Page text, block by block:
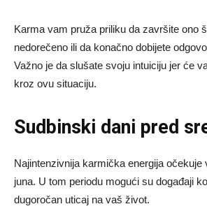
Karma vam pruža priliku da završite ono
nedorečeno ili da konačno dobijete
Važno je da slušate svoju intuiciju jer će
kroz ovu situaciju.
Sudbinski dani pred
Najintenzivnija karmička energija očekuje
juna. U tom periodu mogući su događaji
dugoročan uticaj na vaš život.